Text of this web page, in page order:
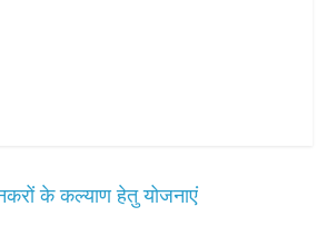
के कल्याण हेतु योजनाएं